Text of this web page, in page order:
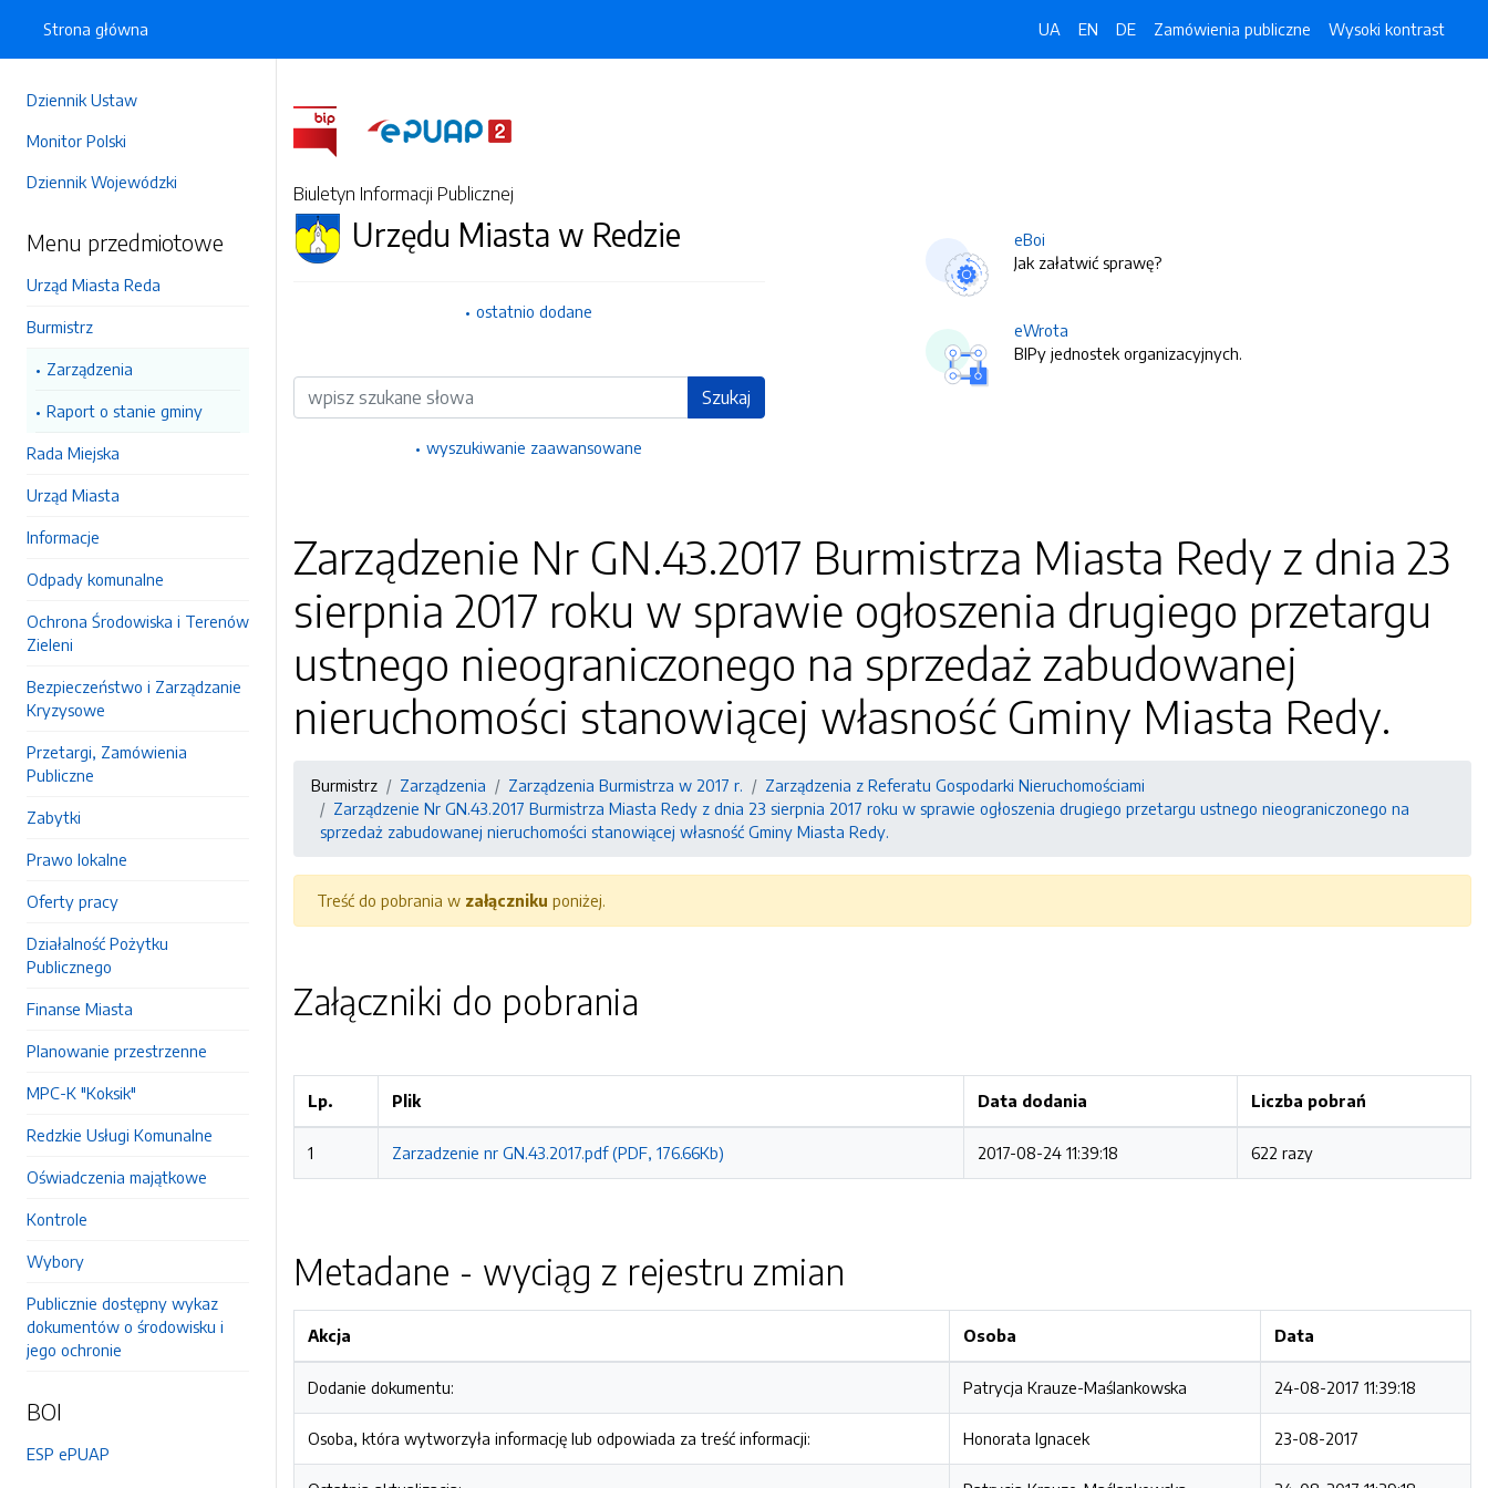
Dziennik Ustaw
Monitor Polski
Dziennik Wojewódzki
Menu przedmiotowe
Urząd Miasta Reda
Burmistrz
Zarządzenia
Raport o stanie gminy
Rada Miejska
Urząd Miasta
Informacje
Odpady komunalne
Ochrona Środowiska i Terenów
Zieleni
Bezpieczeństwo i Zarządzanie
Kryzysowe
Przetargi, Zamówienia
Publiczne
Zabytki
Prawo lokalne
Oferty pracy
Działalność Pożytku
Publicznego
Finanse Miasta
Planowanie przestrzenne
MPC-K "Koksik"
Redzkie Usługi Komunalne
Oświadczenia majątkowe
Kontrole
Wybory
Publicznie dostępny wykaz
dokumentów o środowisku i
jego ochronie
BOI
ESP ePUAP
Strona główna UA EN DE Zamówienia publiczne Wysoki kontrast
Biuletyn Informacji Publicznej
Urzędu Miasta w Redzie
ostatnio dodane
Wyszukiwarka Szukaj
wyszukiwanie zaawansowane
eBoi
Jak załatwić sprawę?
eWrota
BIPy jednostek organizacyjnych.
Zarządzenie Nr GN.43.2017 Burmistrza Miasta Redy z dnia 23
sierpnia 2017 roku w sprawie ogłoszenia drugiego przetargu
ustnego nieograniczonego na sprzedaż zabudowanej
nieruchomości stanowiącej własność Gminy Miasta Redy.
Burmistrz Zarządzenia Zarządzenia Burmistrza w 2017 r.
Zarządzenia z Referatu Gospodarki Nieruchomościami
Zarządzenie Nr GN.43.2017 Burmistrza Miasta Redy z dnia 23 sierpnia 2017 roku w sprawie ogłoszenia drugiego przetargu ustnego nieograniczonego na
sprzedaż zabudowanej nieruchomości stanowiącej własność Gminy Miasta Redy.
Treść do pobrania w załączniku poniżej.
Załączniki do pobrania
Lp. Plik Data dodania Liczba pobrań
1 Zarzadzenie nr GN.43.2017.pdf (PDF, 176.66Kb) 2017-08-24 11:39:18 622 razy
Metadane - wyciąg z rejestru zmian
Akcja Osoba Data
Dodanie dokumentu: Patrycja Krauze-Maślankowska 24-08-2017 11:39:18
Osoba, która wytworzyła informację lub odpowiada za treść informacji: Honorata Ignacek 23-08-2017